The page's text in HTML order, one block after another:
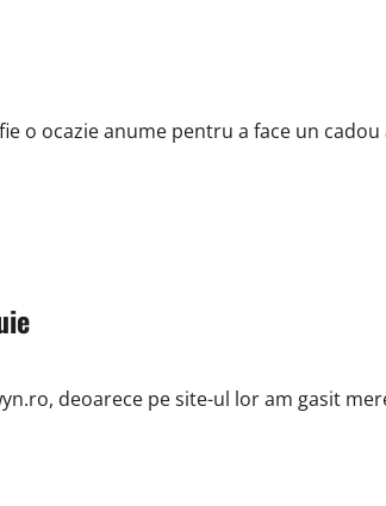
o ocazie anume pentru a face un cadou
deoarece pe site-ul lor am gasit